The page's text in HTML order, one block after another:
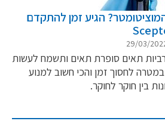
הגיע זמן להתקדם
תאים סופרת תאים ותשמח לעשות
לחסוך זמן והכי חשוב למנוע
בין חוקר לחוקר.